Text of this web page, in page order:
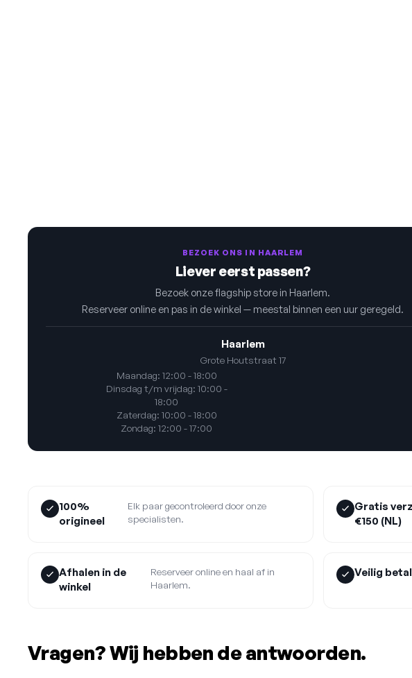
BEZOEK ONS IN HAARLEM
Liever eerst passen?
Bezoek onze flagship store in Haarlem.
Reserveer online en pas in de winkel — meestal binnen een uur geregeld.
Haarlem
Grote Houtstraat 17
Maandag: 12:00 - 18:00
Dinsdag t/m vrijdag: 10:00 -
18:00
Zaterdag: 10:00 - 18:00
Zondag: 12:00 - 17:00
100%
origineel
Elk paar gecontroleerd door onze
specialisten.
Gratis
€150 (NL)
Afhalen in de
winkel
Reserveer online en haal af in
Haarlem.
Veilig
Vragen? Wij hebben de antwoorden.